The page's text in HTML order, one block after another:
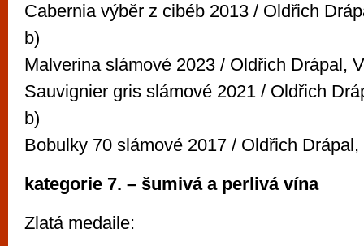
Cabernia výběr z cibéb 2013 / Oldřich
b)
Malverina slámové 2023 / Oldřich Drápal,
Sauvignier gris slámové 2021 / Oldřich
b)
Bobulky 70 slámové 2017 / Oldřich
kategorie 7. – šumivá a perlivá vína
Zlatá medaile: